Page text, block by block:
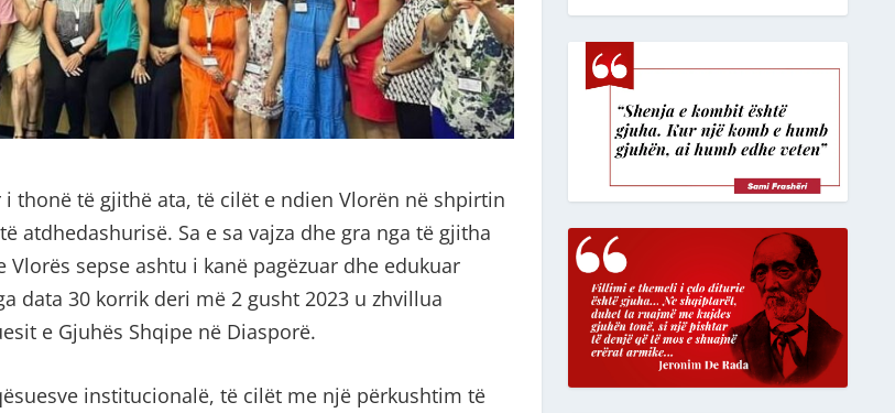
thonë të gjithë ata, të cilët e ndien Vlorën në shpirtin
atdhedashurisë. Sa e sa vajza dhe gra nga të gjitha
sepse ashtu i kanë pagëzuar dhe edukuar
data 30 korrik deri më 2 gusht 2023 u zhvillua
e Gjuhës Shqipe në Diasporë.
institucionalë, të cilët me një përkushtim të